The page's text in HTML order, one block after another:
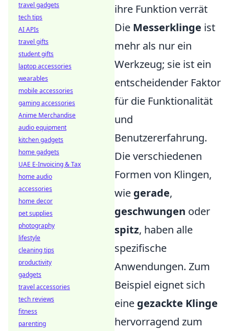
ihre Funktion verrät
Die Messerklinge ist
mehr als nur ein
Werkzeug; sie ist ein
entscheidender Faktor
für die Funktionalität
und
Benutzererfahrung.
Die verschiedenen
Formen von Klingen,
wie gerade,
geschwungen oder
spitz, haben alle
spezifische
Anwendungen. Zum
Beispiel eignet sich
eine gezackte Klinge
hervorragend zum
travel gadgets
tech tips
AI APIs
travel gifts
student gifts
laptop accessories
wearables
mobile accessories
gaming accessories
Anime Merchandise
audio equipment
kitchen gadgets
home gadgets
UAE E-Invoicing & Tax
home audio
accessories
home decor
pet supplies
photography
lifestyle
cleaning tips
productivity
gadgets
travel accessories
tech reviews
fitness
parenting